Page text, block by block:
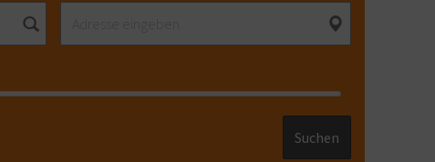
Suchen